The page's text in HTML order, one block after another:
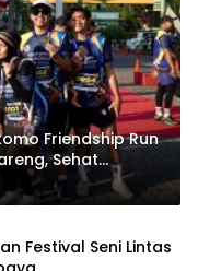
Friendship Run
Sehat
Festival Seni Lintas